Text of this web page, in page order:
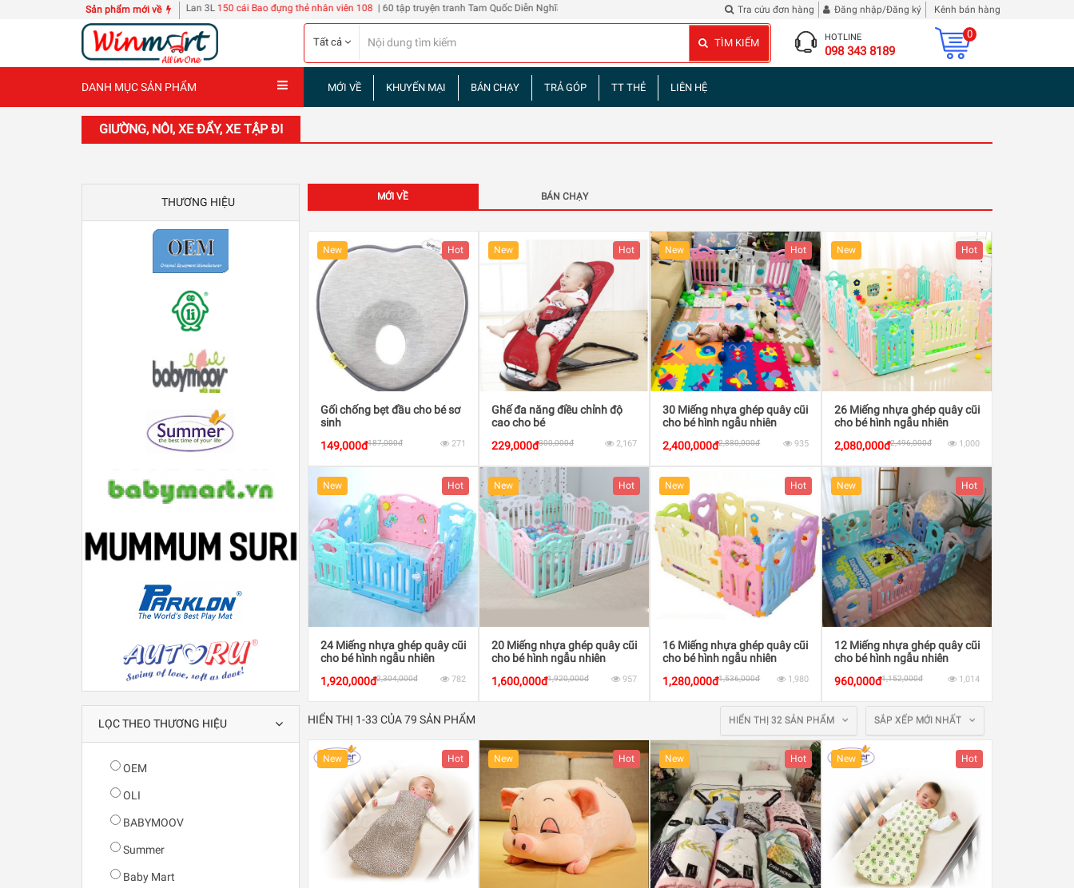
Sản phẩm mới về
can nước giặt D-nee Thái Lan 3L150 cái Bao đựng thẻ nhân viên 108 | 60 tập truyện tranh Tam Quốc Diễn NghĩaĐừng phê bình tôi | 2 chai Rượu Vang Hibiscus Roselle Tra cứu đơn hàng Đăng nhập/Đăng ký Kênh bán hàng
Tất cả TÌM KIẾM HOTLINE
098 343 8189
0
DANH MỤC SẢN PHẨM MỚI VỀ KHUYẾN MẠI BÁN CHẠY TRẢ GÓP TT THẺ LIÊN HỆ
GIƯỜNG, NÔI, XE ĐẨY, XE TẬP ĐI
THƯƠNG HIỆU MỚI VỀ BÁN CHẠY
New Hot
Gối chống bẹt đầu cho bé sơ
sinh
149,000đ187,000đ 271
New Hot
Ghế đa năng điều chỉnh độ
cao cho bé
229,000đ300,000đ 2,167
New Hot
30 Miếng nhựa ghép quây cũi
cho bé hình ngẫu nhiên
2,400,000đ2,880,000đ 935
New Hot
26 Miếng nhựa ghép quây cũi
cho bé hình ngẫu nhiên
2,080,000đ2,496,000đ 1,000
New Hot
24 Miếng nhựa ghép quây cũi
cho bé hình ngẫu nhiên
1,920,000đ2,304,000đ 782
New Hot
20 Miếng nhựa ghép quây cũi
cho bé hình ngẫu nhiên
1,600,000đ1,920,000đ 957
New Hot
16 Miếng nhựa ghép quây cũi
cho bé hình ngẫu nhiên
1,280,000đ1,536,000đ 1,980
New Hot
12 Miếng nhựa ghép quây cũi
cho bé hình ngẫu nhiên
960,000đ1,152,000đ 1,014
LỌC THEO THƯƠNG HIỆU
OEM
OLI
BABYMOOV
Summer
Baby Mart
HIỂN THỊ 1-33 CỦA 79 SẢN PHẨM SẮP XẾP MỚI NHẤT
HIỂN THỊ 32 SẢN PHẨM
New Hot New Hot New Hot New Hot